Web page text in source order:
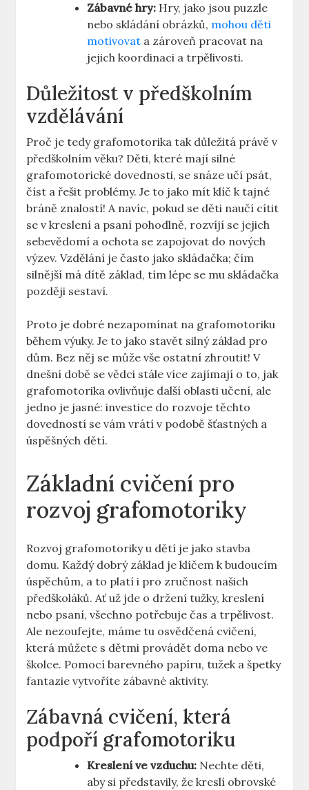
Zábavné hry: Hry, jako⁤ jsou‌ puzzle
‌nebo skládání obrázků, mohou děti
motivovat a ⁢zároveň pracovat na
jejich koordinaci a trpělivosti.
Důležitost v předškolním
vzdělávání
Proč je⁤ tedy ⁣grafomotorika tak důležitá⁤ právě⁢ v
předškolním​ věku? Děti, které mají ‌silné
grafomotorické dovednosti, ‍se snáze⁣ učí⁢ psát,
číst a řešit problémy. Je to jako mít klíč k‍ tajné
bráně znalostí! A navíc, ⁢pokud se děti naučí cítit
se⁣ v ⁣kreslení‍ a psaní pohodlně, rozvíjí se jejich
sebevědomí a‌ ochota se‌ zapojovat do⁢ nových‌
výzev.‍ Vzdělání je často jako skládačka; čím
silnější má dítě ‍základ, tím lépe se mu​ skládačka
později sestaví.
Proto je dobré nezapomínat ​na grafomotoriku
během výuky. Je to ‌jako stavět silný⁣ základ pro
dům. Bez něj‍ se může vše⁣ ostatní zhroutit! V
dnešní ​době se vědci‍ stále⁣ více‍ zajímají o to, jak
grafomotorika⁤ ovlivňuje další oblasti učení, ale
jedno je jasné: ‍investice do rozvoje těchto
dovedností se vám vrátí ⁤v podobě šťastných a
úspěšných dětí.
Základní‍ cvičení ‌pro
rozvoj grafomotoriky
Rozvoj grafomotoriky u dětí ‍je jako stavba
domu. Každý dobrý základ je klíčem k budoucím
úspěchům, a ‍to platí i pro zručnost našich
předškoláků. Ať už⁢ jde o držení ​tužky, kreslení‌
nebo psaní, všechno potřebuje čas ⁢a trpělivost.
Ale nezoufejte, máme tu osvědčená cvičení,
která můžete s dětmi provádět doma nebo ve
školce. Pomocí barevného papíru, ⁤tužek​ a špetky‌
fantazie vytvoříte zábavné aktivity.
Zábavná cvičení, která
podpoří grafomotoriku
Kreslení ve vzduchu: Nechte děti,
aby si představily, že kreslí obrovské